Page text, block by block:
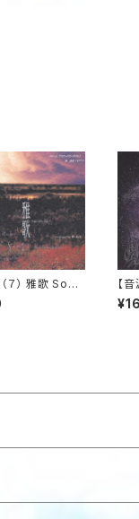
（７） 雅歌 Song
雅歌
【